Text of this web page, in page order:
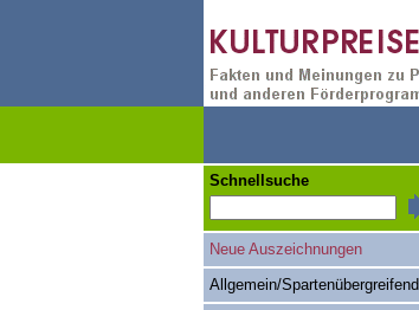
Schnellsuche
Neue Auszeichnungen
Allgemein/Spartenübergreifend